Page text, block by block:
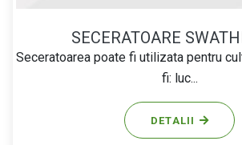
SECERATOARE
Seceratoarea poate fi utilizata pentru
fi: luc...
DETALII